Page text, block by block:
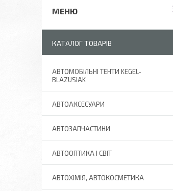
КАТАЛОГ ТОВАРІВ
АВТОМОБІЛЬНІ ТЕНТИ KEGEL-
BLAZUSIAK
АВТОАКСЕСУАРИ
АВТОЗАПЧАСТИНИ
АВТООПТИКА І СВІТ
АВТОХІМІЯ, АВТОКОСМЕТИКА